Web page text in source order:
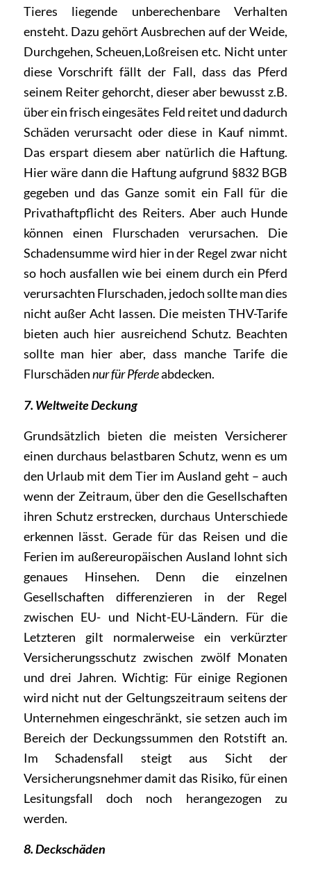
Tieres liegende unberechenbare Verhalten
ensteht. Dazu gehört Ausbrechen auf der Weide,
Durchgehen, Scheuen,Loßreisen etc. Nicht unter
diese Vorschrift fällt der Fall, dass das Pferd
seinem Reiter gehorcht, dieser aber bewusst z.B.
über ein frisch eingesätes Feld reitet und dadurch
Schäden verursacht oder diese in Kauf nimmt.
Das erspart diesem aber natürlich die Haftung.
Hier wäre dann die Haftung aufgrund §832 BGB
gegeben und das Ganze somit ein Fall für die
Privathaftpflicht des Reiters. Aber auch Hunde
können einen Flurschaden verursachen. Die
Schadensumme wird hier in der Regel zwar nicht
so hoch ausfallen wie bei einem durch ein Pferd
verursachten Flurschaden, jedoch sollte man dies
nicht außer Acht lassen. Die meisten THV-Tarife
bieten auch hier ausreichend Schutz. Beachten
sollte man hier aber, dass manche Tarife die
Flurschädennur für Pferdeabdecken.
7. Weltweite Deckung
Grundsätzlich bieten die meisten Versicherer
einen durchaus belastbaren Schutz, wenn es um
den Urlaub mit dem Tier im Ausland geht – auch
wenn der Zeitraum, über den die Gesellschaften
ihren Schutz erstrecken, durchaus Unterschiede
erkennen lässt. Gerade für das Reisen und die
Ferien im außereuropäischen Ausland lohnt sich
genaues Hinsehen. Denn die einzelnen
Gesellschaften differenzieren in der Regel
zwischen EU- und Nicht-EU-Ländern. Für die
Letzteren gilt normalerweise ein verkürzter
Versicherungsschutz zwischen zwölf Monaten
und drei Jahren. Wichtig: Für einige Regionen
wird nicht nut der Geltungszeitraum seitens der
Unternehmen eingeschränkt, sie setzen auch im
Bereich der Deckungssummen den Rotstift an.
Im Schadensfall steigt aus Sicht der
Versicherungsnehmer damit das Risiko, für einen
Lesitungsfall doch noch herangezogen zu
werden.
8. Deckschäden